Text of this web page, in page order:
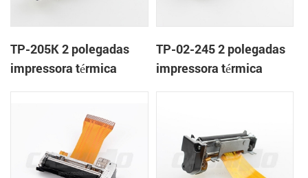
TP-205K 2 polegadas
impressora térmica
TP-02-245 2 polegadas
impressora térmica